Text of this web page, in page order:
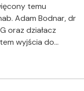
temu
Adam Bodnar, dr
oraz działacz
wyjścia do…